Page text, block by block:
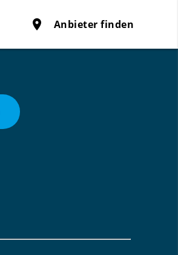
place Anbieter finden